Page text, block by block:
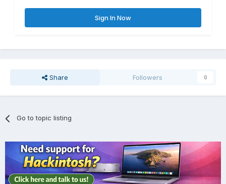
Sign In Now
Share Followers 0
Go to topic listing